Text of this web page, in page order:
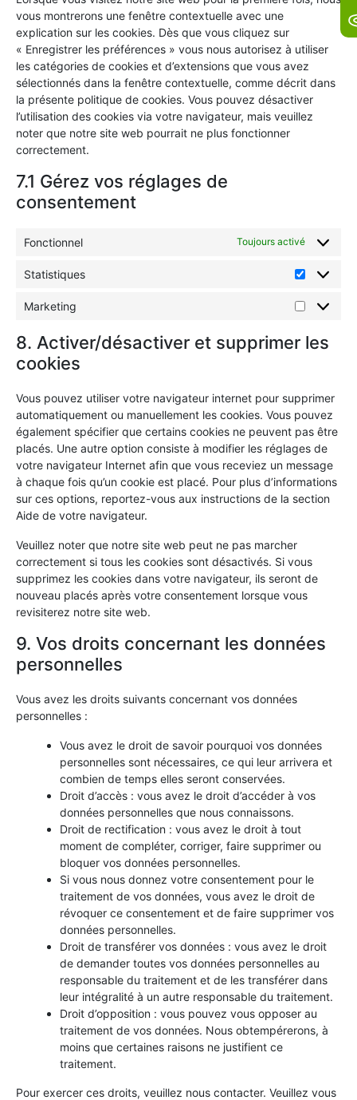
vous montrerons une fenêtre contextuelle avec une
explication sur les cookies. Dès que vous cliquez sur
« Enregistrer les préférences » vous nous autorisez à utiliser
les catégories de cookies et d’extensions que vous avez
sélectionnés dans la fenêtre contextuelle, comme décrit dans
la présente politique de cookies. Vous pouvez désactiver
l’utilisation des cookies via votre navigateur, mais veuillez
noter que notre site web pourrait ne plus fonctionner
correctement.
7.1 Gérez vos réglages de
consentement
Fonctionnel Toujours activé
Statistiques
Marketing
8. Activer/désactiver et supprimer les
cookies
Vous pouvez utiliser votre navigateur internet pour supprimer
automatiquement ou manuellement les cookies. Vous pouvez
également spécifier que certains cookies ne peuvent pas être
placés. Une autre option consiste à modifier les réglages de
votre navigateur Internet afin que vous receviez un message
à chaque fois qu’un cookie est placé. Pour plus d’informations
sur ces options, reportez-vous aux instructions de la section
Aide de votre navigateur.
Veuillez noter que notre site web peut ne pas marcher
correctement si tous les cookies sont désactivés. Si vous
supprimez les cookies dans votre navigateur, ils seront de
nouveau placés après votre consentement lorsque vous
revisiterez notre site web.
9. Vos droits concernant les données
personnelles
Vous avez les droits suivants concernant vos données
personnelles :
Vous avez le droit de savoir pourquoi vos données
personnelles sont nécessaires, ce qui leur arrivera et
combien de temps elles seront conservées.
Droit d’accès : vous avez le droit d’accéder à vos
données personnelles que nous connaissons.
Droit de rectification : vous avez le droit à tout
moment de compléter, corriger, faire supprimer ou
bloquer vos données personnelles.
Si vous nous donnez votre consentement pour le
traitement de vos données, vous avez le droit de
révoquer ce consentement et de faire supprimer vos
données personnelles.
Droit de transférer vos données : vous avez le droit
de demander toutes vos données personnelles au
responsable du traitement et de les transférer dans
leur intégralité à un autre responsable du traitement.
Droit d’opposition : vous pouvez vous opposer au
traitement de vos données. Nous obtempérerons, à
moins que certaines raisons ne justifient ce
traitement.
Pour exercer ces droits, veuillez nous contacter. Veuillez vous